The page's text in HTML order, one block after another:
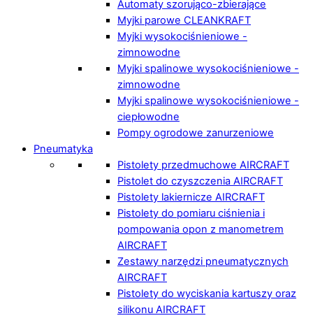
Automaty szorująco-zbierające
Myjki parowe CLEANKRAFT
Myjki wysokociśnieniowe -
zimnowodne
Myjki spalinowe wysokociśnieniowe -
zimnowodne
Myjki spalinowe wysokociśnieniowe -
ciepłowodne
Pompy ogrodowe zanurzeniowe
Pneumatyka
Pistolety przedmuchowe AIRCRAFT
Pistolet do czyszczenia AIRCRAFT
Pistolety lakiernicze AIRCRAFT
Pistolety do pomiaru ciśnienia i
pompowania opon z manometrem
AIRCRAFT
Zestawy narzędzi pneumatycznych
AIRCRAFT
Pistolety do wyciskania kartuszy oraz
silikonu AIRCRAFT